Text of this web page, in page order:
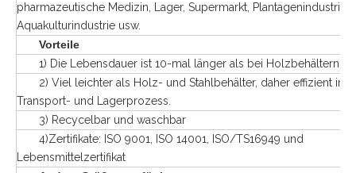
pharmazeutische Medizin, Lager, Supermarkt, Plantagenindustrie,
Aquakulturindustrie usw.
Vorteile
1) Die Lebensdauer ist 10-mal länger als bei Holzbehältern
2) Viel leichter als Holz- und Stahlbehälter, daher effizient im
Transport- und Lagerprozess.
3) Recycelbar und waschbar
4)Zertifikate: ISO 9001, ISO 14001, ISO/TS16949 und
Lebensmittelzertifikat